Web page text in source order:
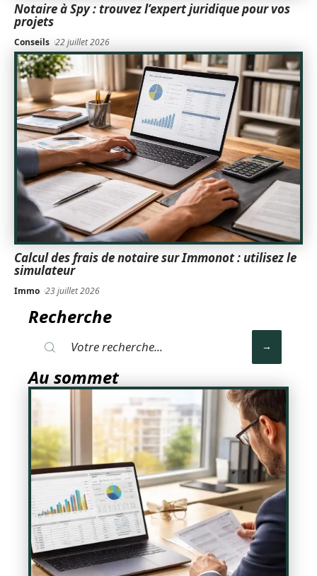
Notaire à Spy : trouvez l’expert juridique pour vos
projets
Conseils 22 juillet 2026
Calcul des frais de notaire sur Immonot : utilisez le
simulateur
Immo 23 juillet 2026
Recherche
Au sommet